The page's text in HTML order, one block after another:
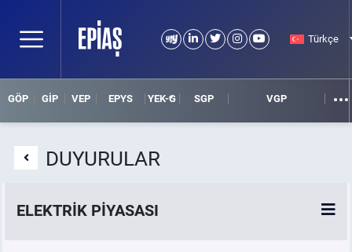
Türkçe
GÖP GİP VEP EPYS YEK-G SGP VGP
DUYURULAR
ELEKTRİK PİYASASI